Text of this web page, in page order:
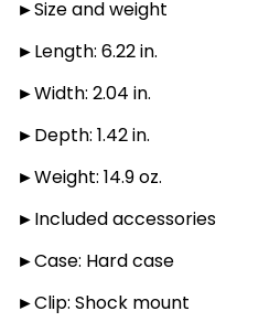
►Size and weight
►Length: 6.22 in.
►Width: 2.04 in.
►Depth: 1.42 in.
►Weight: 14.9 oz.
►Included accessories
►Case: Hard case
►Clip: Shock mount